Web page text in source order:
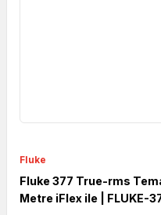
Fluke
Fluke 377 True-rms
Metre iFlex ile | FLUKE-